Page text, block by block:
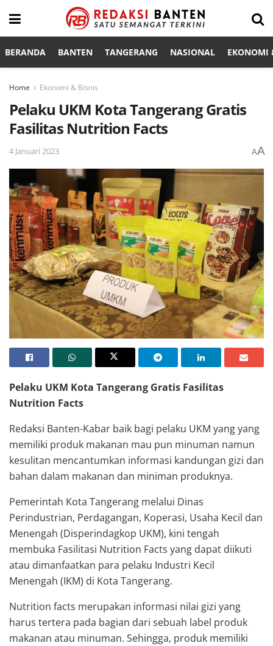
BERANDA BANTEN TANGERANG NASIONAL EKONOMI
Home Ekonomi & Bisnis
Pelaku UKM Kota Tangerang Gratis
Fasilitas Nutrition Facts
4 Januari 2023 AA
Pelaku UKM Kota Tangerang Gratis Fasilitas
Nutrition Facts
Redaksi Banten-Kabar baik bagi pelaku UKM yang yang
memiliki produk makanan mau pun minuman namun
kesulitan mencantumkan informasi kandungan gizi dan
bahan dalam makanan dan miniman produknya.
Pemerintah Kota Tangerang melalui Dinas
Perindustrian, Perdagangan, Koperasi, Usaha Kecil dan
Menengah (Disperindagkop UKM), kini tengah
membuka Fasilitasi Nutrition Facts yang dapat diikuti
atau dimanfaatkan para pelaku Industri Kecil
Menengah (IKM) di Kota Tangerang.
Nutrition facts merupakan informasi nilai gizi yang
harus tertera pada bagian dari sebuah label produk
makanan atau minuman. Sehingga, produk memiliki